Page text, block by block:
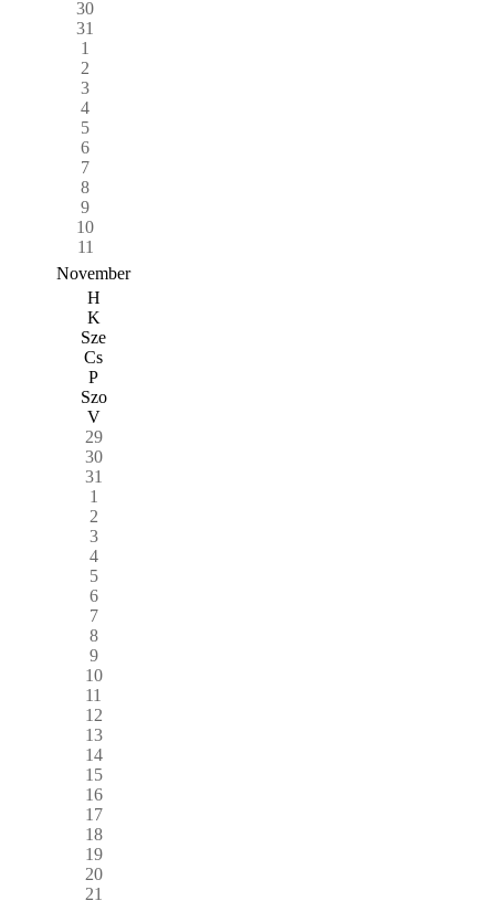
30
31
1
2
3
4
5
6
7
8
9
10
11
November
H
K
Sze
Cs
P
Szo
V
29
30
31
1
2
3
4
5
6
7
8
9
10
11
12
13
14
15
16
17
18
19
20
21